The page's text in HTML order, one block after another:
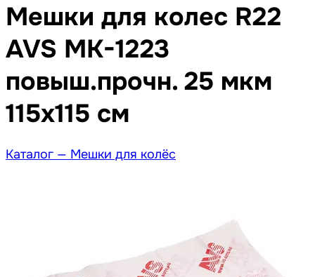
Мешки для колес R22
AVS MK-1223
повыш.прочн. 25 мкм
115х115 см
Каталог — Мешки для колёс